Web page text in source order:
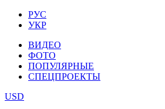
РУС
УКР
ВИДЕО
ФОТО
ПОПУЛЯРНЫЕ
СПЕЦПРОЕКТЫ
USD